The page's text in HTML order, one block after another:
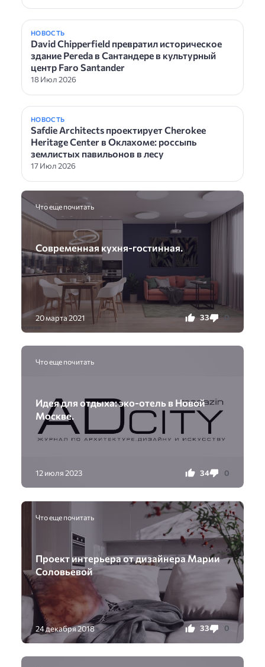
НОВОСТЬ
David Chipperfield превратил историческое
здание Pereda в Сантандере в культурный
центр Faro Santander
18 Июл 2026
НОВОСТЬ
Safdie Architects проектирует Cherokee
Heritage Center в Оклахоме: россыпь
землистых павильонов в лесу
17 Июл 2026
Что еще почитать
Современная кухня-гостинная.
20 марта 2021 33 0
Что еще почитать
Идея для отдыха: эко-отель в Новой
Москве.
12 июля 2023 34 0
Что еще почитать
Проект интерьера от дизайнера Марии
Соловьевой
24 декабря 2018 33 0